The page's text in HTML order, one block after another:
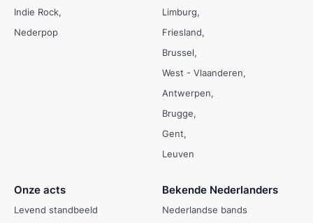
Indie Rock
Nederpop
Limburg
Friesland
Brussel
West - Vlaanderen
Antwerpen
Brugge
Gent
Leuven
Onze acts
Levend standbeeld
Bekende Nederlanders
Nederlandse bands